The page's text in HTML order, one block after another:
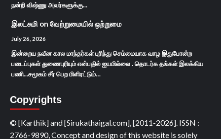
நன்றி விஷ்ணு அவர்களுக்கு...
இலட்சுமி on வேற்றுமையில் ஒற்றுமை
July 26, 2026
இன்றைய நவீன கால மாந்தர்கள் புரிந்து செம்மையாக வாழ இதுபோன்ற
படைப்புகள் துணைபுரியும் என்பதில் ஐயமில்லை . தொடர்க தங்கள் இலக்கிய
பணி...சமூகம் சீர் பெற மிளிரட்டும்…
Copyrights
© [Karthik] and [Sirukathaigal.com], [2011-2026]. ISSN :
2766-9890, Concept and design of this website is solely